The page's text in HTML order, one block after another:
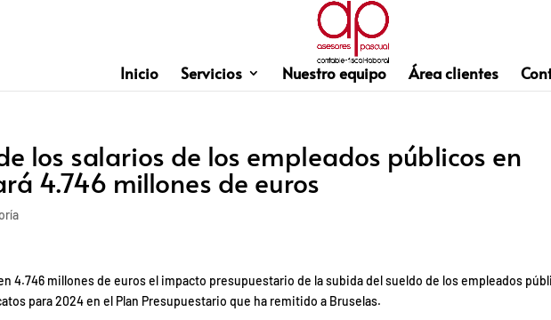
Inicio Servicios Nuestro equipo Área clientes
los salarios de los empleados públicos en
4.746 millones de euros
4.746 millones de euros el impacto presupuestario de la subida del sueldo de los empleados
para 2024 en el Plan Presupuestario que ha remitido a Bruselas.